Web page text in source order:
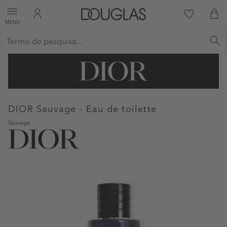
MENU
DIOR Sauvage - Eau de toilette
Sauvage